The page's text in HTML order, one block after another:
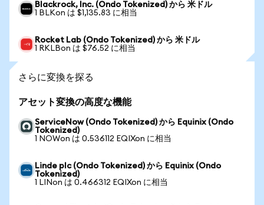
Blackrock, Inc. (Ondo Tokenized) から 米ドル
1 BLKon は $1,135.83 に相当
Rocket Lab (Ondo Tokenized) から 米ドル
1 RKLBon は $76.52 に相当
さらに変換を探る
アセット変換の高度な機能
ServiceNow (Ondo Tokenized) から Equinix (Ondo
Tokenized)
1 NOWon は 0.536112 EQIXon に相当
Linde plc (Ondo Tokenized) から Equinix (Ondo
Tokenized)
1 LINon は 0.466312 EQIXon に相当